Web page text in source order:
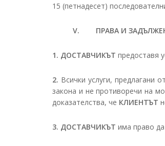
15 (петнадесет)
V. ПРАВА И
1. ДОСТАВЧИКЪТ предоставя
2. Всички услуги, предлагани от
закона и не противоречи на
доказателства, че КЛИЕНТЪТ
3. ДОСТАВЧИКЪТ има право